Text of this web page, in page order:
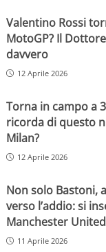
Valentino Rossi
MotoGP? Il
davvero
12 Aprile 2026
Torna in campo a
ricorda di questo
Milan?
12 Aprile 2026
Non solo Bastoni,
verso l’addio: si
Manchester United
11 Aprile 2026